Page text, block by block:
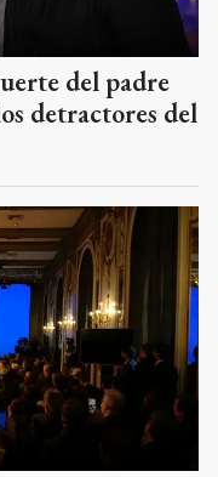
del padre
detractores del